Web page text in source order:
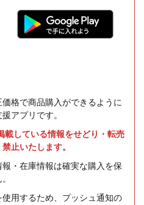
格で商品購入ができるように
アプリです。
載している情報をせどり・転売
止いたします。
・在庫情報は確実な購入を保
用するため、プッシュ通知の